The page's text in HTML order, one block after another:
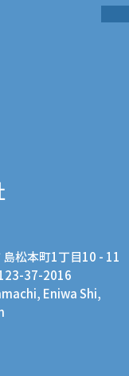
松本町1丁目10 - 11
37-2016
Eniwa Shi,